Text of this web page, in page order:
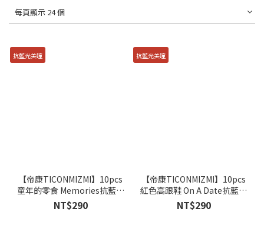
每頁顯示 24 個
抗藍光美瞳
【帝康TICONMIZMI】10pcs
童年的零食 Memories抗藍光
彩色日拋
NT$290
抗藍光美瞳
【帝康TICONMIZMI】10pcs
紅色高跟鞋 On A Date抗藍光
彩色日拋
NT$290